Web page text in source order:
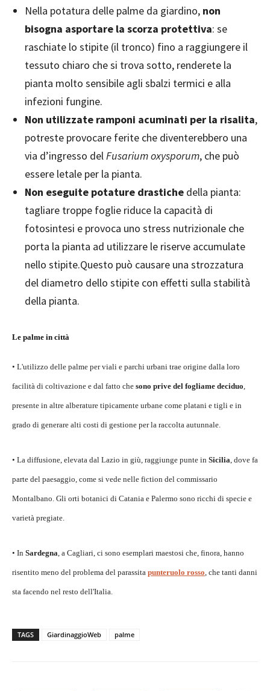
Nella potatura delle palme da giardino, non
bisogna asportare la scorza protettiva: se
raschiate lo stipite (il tronco) fino a raggiungere il
tessuto chiaro che si trova sotto, renderete la
pianta molto sensibile agli sbalzi termici e alla
infezioni fungine.
Non utilizzate ramponi acuminati per la risalita,
potreste provocare ferite che diventerebbero una
via d’ingresso del Fusarium oxysporum, che può
essere letale per la pianta.
Non eseguite potature drastiche della pianta:
tagliare troppe foglie riduce la capacità di
fotosintesi e provoca uno stress nutrizionale che
porta la pianta ad utilizzare le riserve accumulate
nello stipite.Questo può causare una strozzatura
del diametro dello stipite con effetti sulla stabilità
della pianta.
Le palme in città
• L'utilizzo delle palme per viali e parchi urbani trae origine dalla loro
facilità di coltivazione e dal fatto che sono prive del fogliame deciduo
presente in altre alberature tipicamente urbane come platani e tigli e in
grado di generare alti costi di gestione per la raccolta autunnale.
• La diffusione, elevata dal Lazio in giù, raggiunge punte in Sicilia , dove fa
parte del paesaggio, come si vede nelle fiction del commissario
Montalbano. Gli orti botanici di Catania e Palermo sono ricchi di specie e
varietà pregiate.
• In Sardegna , a Cagliari, ci sono esemplari maestosi che, finora, hanno
risentito meno del problema del parassita punteruolo rosso , che tanti danni
sta facendo nel resto dell'Italia.
TAGS GiardinaggioWeb palme